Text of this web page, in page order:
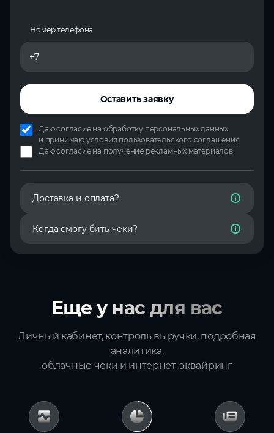
Номер телефона
Оставить заявку
Даю согласие на обработку персональных данных
и принимаю условия пользовательского соглашения
Даю согласие на получение рекламных материалов
Доставка и оплата?
Когда смогу бить чеки?
Еще у нас для вас
Личный кабинет, контроль выручки, подробная
аналитика,
облачные чеки и интернет‑эквайринг